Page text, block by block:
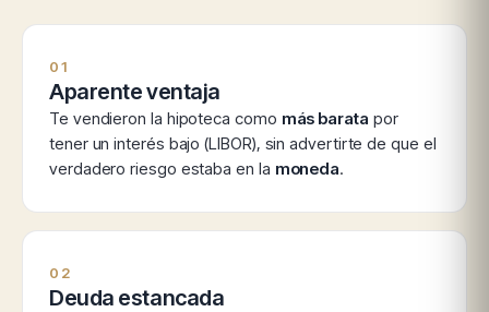
01
Aparente ventaja
Te vendieron la hipoteca como más barata por
tener un interés bajo (LIBOR), sin advertirte de que el
verdadero riesgo estaba en la moneda.
02
Deuda estancada